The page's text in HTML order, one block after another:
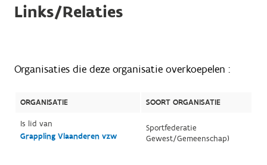
Links/Relaties
Organisaties die deze organisatie overkoepelen :
ORGANISATIE
SOORT ORGANISATIE
Is lid van
Grappling Vlaanderen vzw
Sportfederatie
Gewest/Gemeenschap)